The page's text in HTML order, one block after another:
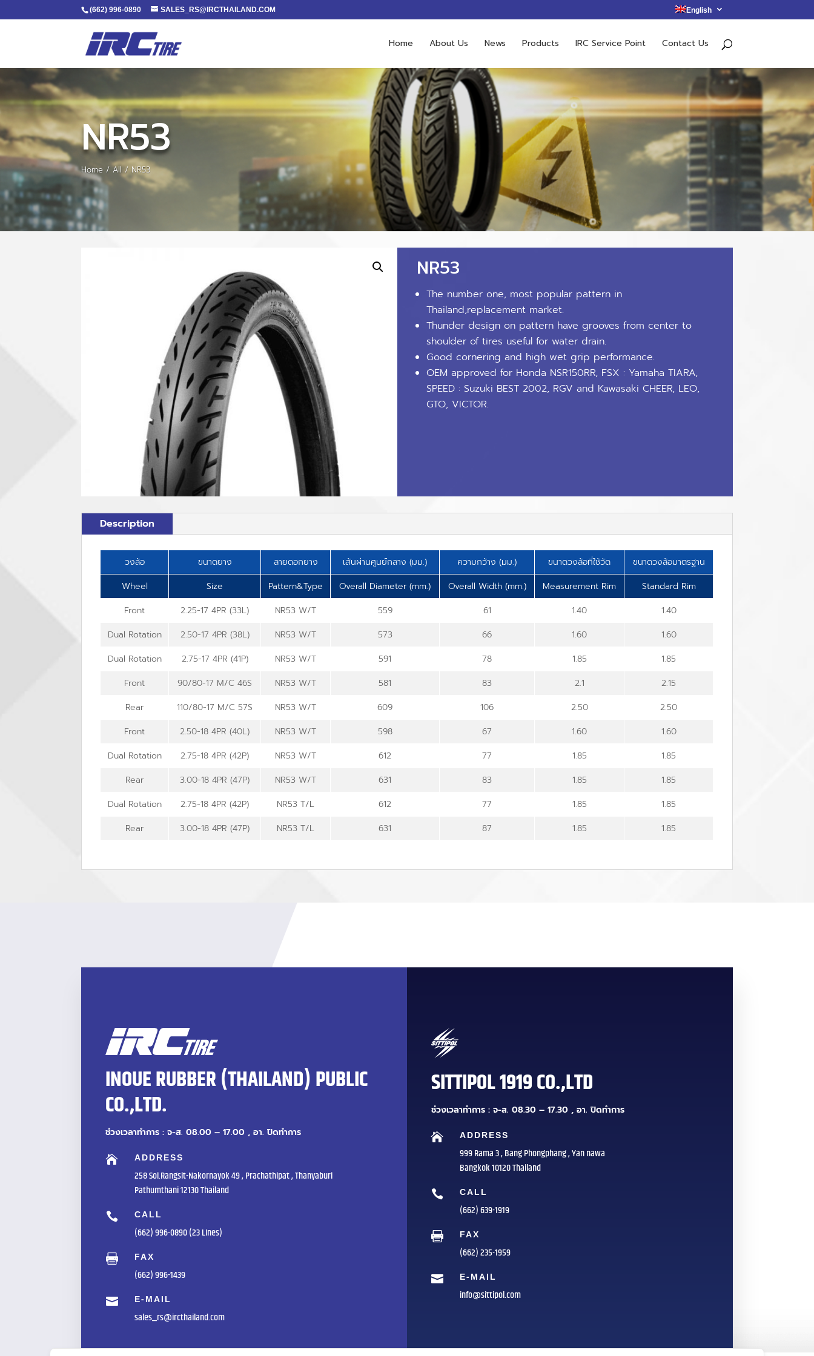
(662) 996-0890 SALES_RS@IRCTHAILAND.COM English
Home About Us News Products IRC Service Point Contact Us
NR53
Home /All / NR53
NR53
The number one, most popular pattern in
Thailand,replacement market.
Thunder design on pattern have grooves from center to
shoulder of tires useful for water drain.
Good cornering and high wet grip performance.
OEM approved for Honda NSR150RR, FSX : Yamaha TIARA,
SPEED : Suzuki BEST 2002, RGV and Kawasaki CHEER, LEO,
GTO, VICTOR.
Description
วงล้อ ขนาดยาง ลายดอกยาง เส้นผ่านศูนย์กลาง (มม.) ความกว้าง (มม.) ขนาดวงล้อที่ใช้วัด
ขนาดวงล้อมาตรฐาน
Wheel
Size Pattern&Type Overall Diameter (mm.) Overall Width (mm.) Measurement Rim
Standard Rim
Front
2.25-17 4PR (33L) NR53 W/T 559 61 1.40
1.40
Dual Rotation
2.50-17 4PR (38L) NR53 W/T 573 66 1.60
1.60
Dual Rotation
2.75-17 4PR (41P) NR53 W/T 591 78 1.85
1.85
Front
90/80-17 M/C 46S NR53 W/T 581 83 2.1
2.15
Rear
110/80-17 M/C 57S NR53 W/T 609 106 2.50
2.50
Front
2.50-18 4PR (40L) NR53 W/T 598 67 1.60
1.60
Dual Rotation
2.75-18 4PR (42P) NR53 W/T 612 77 1.85
1.85
Rear
3.00-18 4PR (47P) NR53 W/T 631 83 1.85
1.85
Dual Rotation
2.75-18 4PR (42P) NR53 T/L 612 77 1.85
1.85
Rear
3.00-18 4PR (47P) NR53 T/L 631 87 1.85 1.85
INOUE RUBBER (THAILAND) PUBLIC
CO.,LTD.
ช่วงเวลาทำการ : จ-ส. 08.00 – 17.00 , อา. ปิดทำการ
 ADDRESS
258 Soi.Rangsit-Nakornayok 49 , Prachathipat , Thanyaburi
Pathumthani 12130 Thailand
 CALL
(662) 996-0890 (23 Lines)
 FAX
(662) 996-1439
 E-MAIL
sales_rs@ircthailand.com
SITTIPOL 1919 CO.,LTD
ช่วงเวลาทำการ : จ-ส. 08.30 – 17.30 , อา. ปิดทำการ
 ADDRESS
999 Rama 3 , Bang Phongphang , Yan nawa
Bangkok 10120 Thailand
 CALL
(662) 639-1919
 FAX
(662) 235-1959
 E-MAIL
info@sittipol.com